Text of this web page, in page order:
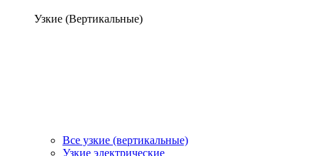
Узкие (Вертикальные)
Все узкие (вертикальные)
Узкие электрические